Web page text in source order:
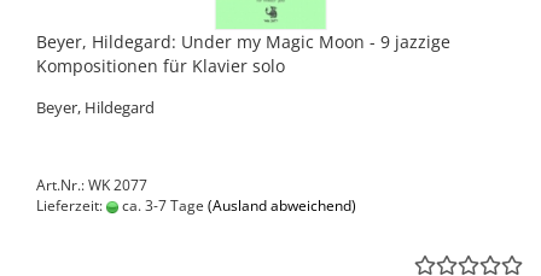
Beyer, Hildegard: Under my Magic Moon - 9 jazzige
Kompositionen für Klavier solo
Beyer, Hildegard
Art.Nr.: WK 2077
Lieferzeit:
ca. 3-7 Tage (Ausland abweichend)